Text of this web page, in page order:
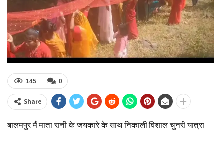
0
145
Share
बालमपुर मैं माता रानी के जयकारे के साथ निकाली विशाल चुनरी यात्रा